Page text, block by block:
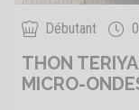
Débutant
THON
MICRO-